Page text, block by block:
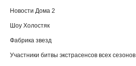
Новости Дома 2
Шоу Холостяк
Фабрика звезд
Участники битвы экстрасенсов всех сезонов